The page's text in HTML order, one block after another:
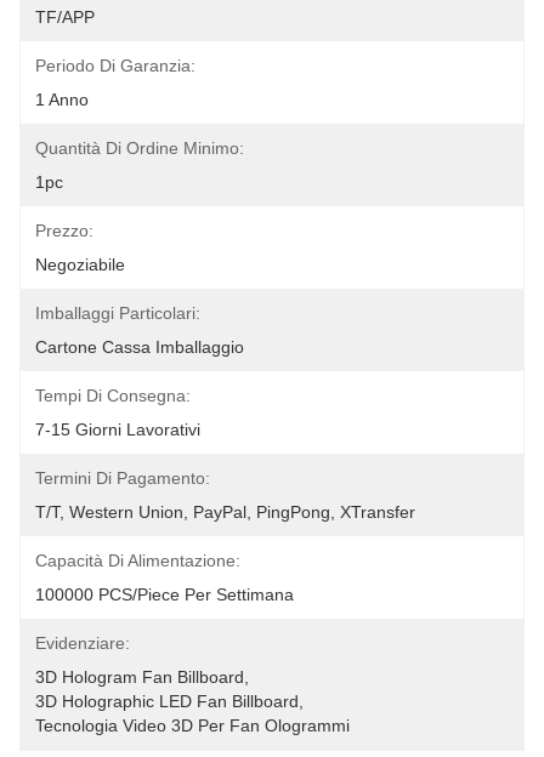
TF/APP
Periodo Di Garanzia:
1 Anno
Quantità Di Ordine Minimo:
1pc
Prezzo:
Negoziabile
Imballaggi Particolari:
Cartone Cassa Imballaggio
Tempi Di Consegna:
7-15 Giorni Lavorativi
Termini Di Pagamento:
T/T, Western Union, PayPal, PingPong, XTransfer
Capacità Di Alimentazione:
100000 PCS/Piece Per Settimana
Evidenziare:
3D Hologram Fan Billboard
3D Holographic LED Fan Billboard
Tecnologia Video 3D Per Fan Ologrammi